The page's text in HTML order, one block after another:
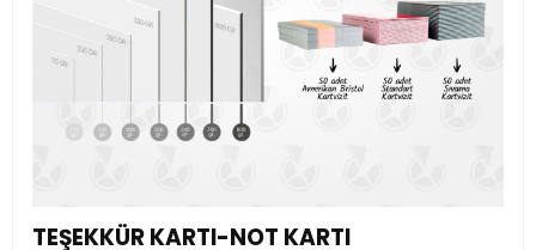
TEŞEKKÜR KARTI-NOT KARTI